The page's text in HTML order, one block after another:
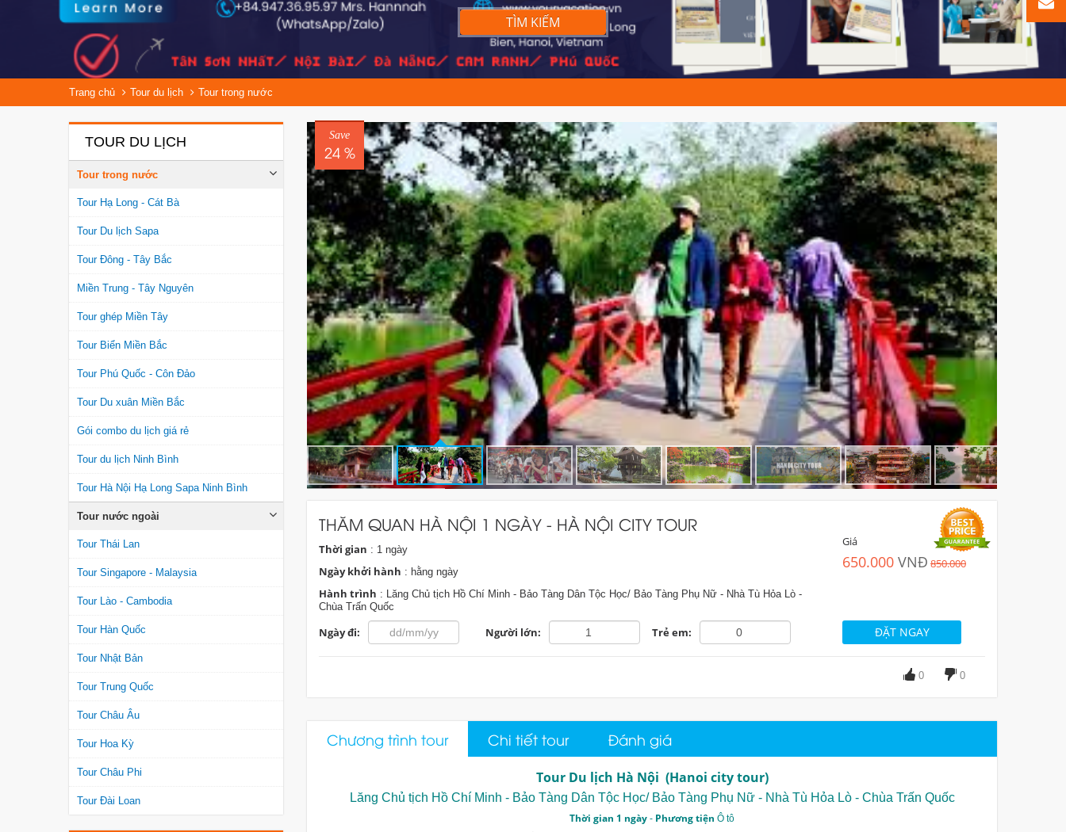
TÌM KIẾM
Trang chủ Tour du lịch Tour trong nước
TOUR DU LỊCH
Tour trong nước
Tour Hạ Long - Cát Bà
Tour Du lịch Sapa
Tour Đông - Tây Bắc
Miền Trung - Tây Nguyên
Tour ghép Miền Tây
Tour Biển Miền Bắc
Tour Phú Quốc - Côn Đảo
Tour Du xuân Miền Bắc
Gói combo du lịch giá rẻ
Tour du lịch Ninh Bình
Tour Hà Nội Hạ Long Sapa Ninh Bình
Tour nước ngoài
Tour Thái Lan
Tour Singapore - Malaysia
Tour Lào - Cambodia
Tour Hàn Quốc
Tour Nhật Bản
Tour Trung Quốc
Tour Châu Âu
Tour Hoa Kỳ
Tour Châu Phi
Tour Đài Loan
Save
24 %
THĂM QUAN HÀ NỘI 1 NGÀY - HÀ NỘI CITY TOUR
Thời gian : 1 ngày
Ngày khởi hành : hằng ngày
Hành trình : Lăng Chủ tịch Hồ Chí Minh - Bảo Tàng Dân Tộc Học/ Bảo Tàng Phụ Nữ - Nhà Tù Hỏa Lò -
Chùa Trấn Quốc
Giá
650.000 VNĐ 850.000
Ngày đi: Người lớn: Trẻ em:
0
0
Chương trình tour Chi tiết tour Đánh giá
Tour Du lịch Hà Nội (Hanoi city tour)
Lăng Chủ tịch Hồ Chí Minh - Bảo Tàng Dân Tộc Học/ Bảo Tàng Phụ Nữ - Nhà Tù Hỏa Lò - Chùa Trấn Quốc
Thời gian 1 ngày - Phương tiện Ô tô